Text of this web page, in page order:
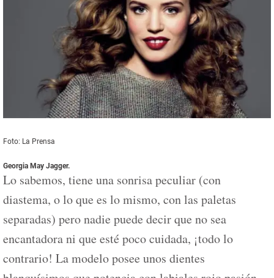
Foto: La Prensa
Georgia May Jagger.
Lo sabemos, tiene una sonrisa peculiar (con
diastema, o lo que es lo mismo, con las paletas
separadas) pero nadie puede decir que no sea
encantadora ni que esté poco cuidada, ¡todo lo
contrario! La modelo posee unos dientes